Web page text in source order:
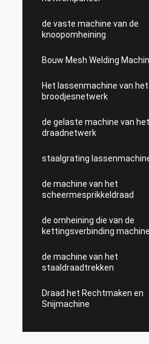
de vaste machine van de
knoopomheining
Bouw Mesh Welding
Het lassenmachine van het
broodjesnetwerk
de gelaste machine van het
draadnetwerk
staalgrating
de machine van het
scheermesprikkeldraad
de omheining die van de
kettingsverbinding
de machine van het
staaldraadtrekken
Draad het Rechtmaken en
Snijmachine